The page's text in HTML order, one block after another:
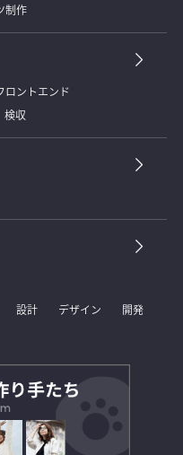
制作
ロントエンド
検収
設計 デザイン
開発